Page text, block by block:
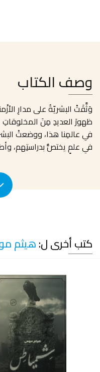
وصف الكتاب
وَثَّقَتْ البشريّةُ على مدارِ
ظهورَ العديدِ مِنَ المخلوقاتِ
في عالمِنا هذا، ووضعتْ
في علمٍ يختصُّ بدراستِهم،
كتب أخرى ل:هيثم